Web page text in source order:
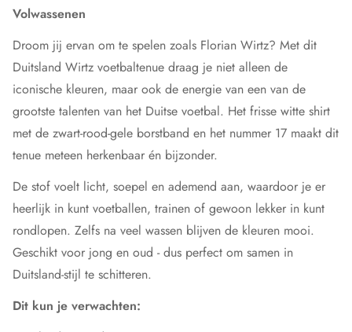
Volwassenen
Droom jij ervan om te spelen zoals Florian Wirtz? Met dit
Duitsland Wirtz voetbaltenue draag je niet alleen de
iconische kleuren, maar ook de energie van een van de
grootste talenten van het Duitse voetbal. Het frisse witte shirt
met de zwart-rood-gele borstband en het nummer 17 maakt dit
tenue meteen herkenbaar én bijzonder.
De stof voelt licht, soepel en ademend aan, waardoor je er
heerlijk in kunt voetballen, trainen of gewoon lekker in kunt
rondlopen. Zelfs na veel wassen blijven de kleuren mooi.
Geschikt voor jong en oud - dus perfect om samen in
Duitsland-stijl te schitteren.
Dit kun je verwachten: